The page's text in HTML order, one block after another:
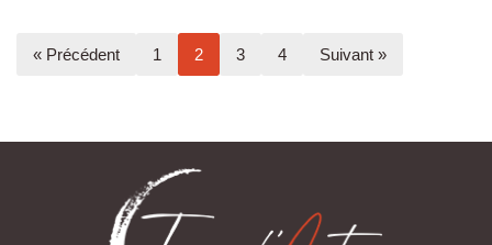
« Précédent 1 2 3 4 Suivant »